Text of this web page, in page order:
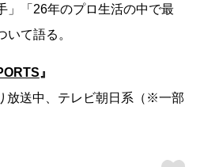
」「26年のプロ生活の中で最
いて語る。
』
放送中、テレビ朝日系（※一部